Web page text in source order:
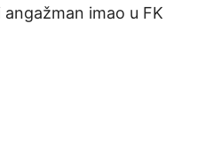
imao u FK